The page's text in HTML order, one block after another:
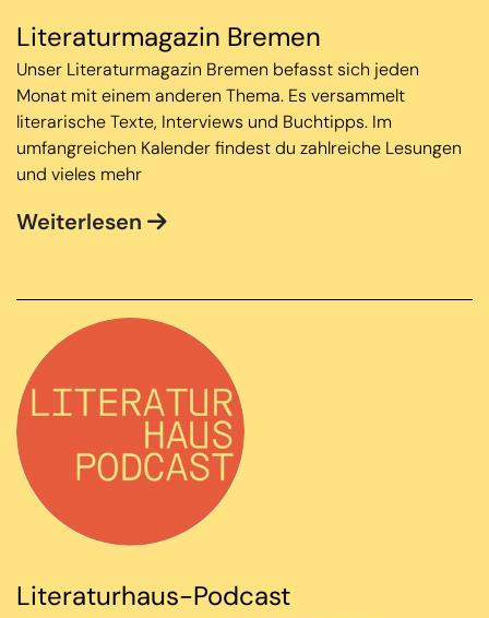
Literaturmagazin Bremen
Unser Literaturmagazin Bremen befasst sich jeden
Monat mit einem anderen Thema. Es versammelt
literarische Texte, Interviews und Buchtipps. Im
umfangreichen Kalender findest du zahlreiche Lesungen
und vieles mehr
Weiterlesen
Literaturhaus-Podcast